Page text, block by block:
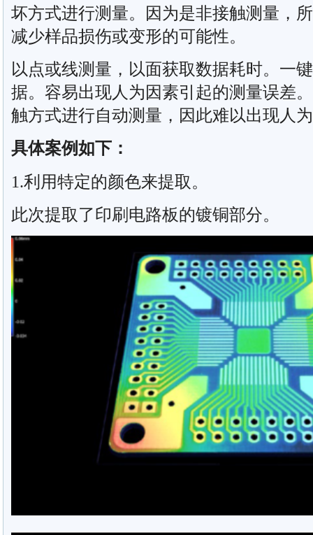
坏方式进行测量。因为是非接触测量，
减少样品损伤或变形的可能性。
以点或线测量，以面获取数据耗时。一
据。容易出现人为因素引起的测量误差
触方式进行自动测量，因此难以出现人
具体案例如下：
1.利用特定的颜色来提取。
此次提取了印刷电路板的镀铜部分。